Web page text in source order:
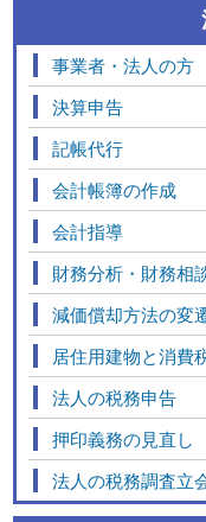
事業者・法人の方
決算申告
記帳代行
会計帳簿の作成
会計指導
財務分析・財務相
減価償却方法の変
居住用建物と消費
法人の税務申告
押印義務の見直し
法人の税務調査立